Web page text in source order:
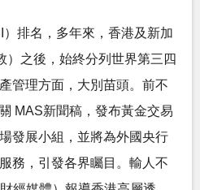
排名，多年來，香港及新加
）之後，始終分列世界第三四
管理方面，大別苗頭。前不
MAS新聞稿，發布黃金交易
發展小組，並將為外國央行
務，引發各界矚目。輸人不